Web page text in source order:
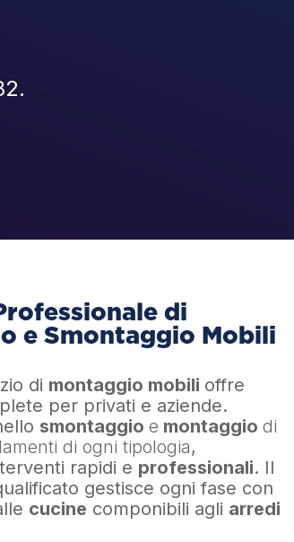
di
e Smontaggio Mobili
di montaggio mobili offre
per privati e aziende.
smontaggioe montaggiodi
di ogni tipologia,
rapidi e professionali. Il
gestisce ogni fase con
cucine componibili agli arredi